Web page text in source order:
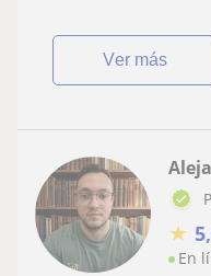
ver más
★
En